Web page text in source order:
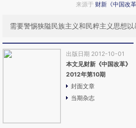
来源于 财新《中国改
需要警惕狭隘民族主义和民粹主义思想
出版日期 2012-10-01
本文见财新《中国改革》
2012年第10期
封面文章
当期杂志